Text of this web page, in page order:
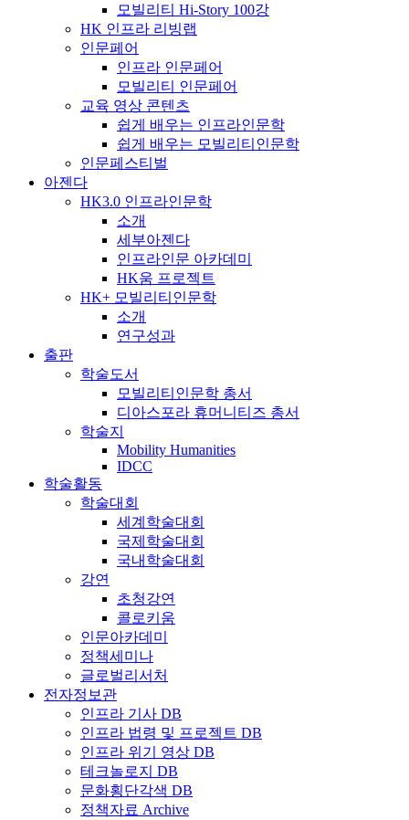
모빌리티 Hi-Story 100강
HK 인프라 리빙랩
인문페어
인프라 인문페어
모빌리티 인문페어
교육 영상 콘텐츠
쉽게 배우는 인프라인문학
쉽게 배우는 모빌리티인문학
인문페스티벌
아젠다
HK3.0 인프라인문학
소개
세부아젠다
인프라인문 아카데미
HK움 프로젝트
HK+ 모빌리티인문학
소개
연구성과
출판
학술도서
모빌리티인문학 총서
디아스포라 휴머니티즈 총서
학술지
Mobility Humanities
IDCC
학술활동
학술대회
세계학술대회
국제학술대회
국내학술대회
강연
초청강연
콜로키움
인문아카데미
정책세미나
글로벌리서처
전자정보관
인프라 기사 DB
인프라 법령 및 프로젝트 DB
인프라 위기 영상 DB
테크놀로지 DB
문화횡단각색 DB
정책자료 Archive